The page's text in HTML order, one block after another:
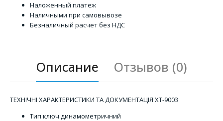
Наложенный платеж
Наличными при самовывозе
Безналичный расчет без НДС
Описание Отзывов (0)
ТЕХНІЧНІ ХАРАКТЕРИСТИКИ ТА ДОКУМЕНТАЦІЯ XT-9003
Тип ключ динамометричний